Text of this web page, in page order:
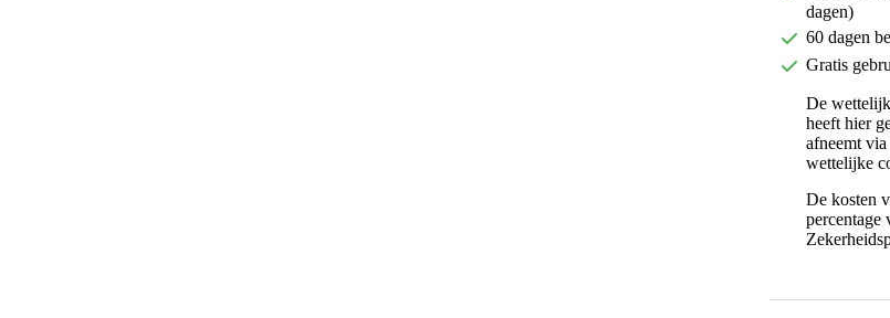
dagen)
60 dagen
Gratis
De
heeft hier
afneemt
wettelijke
De kosten
percentage